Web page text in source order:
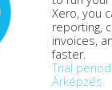
Xero, you
reporting,
invoices,
faster.
Trial period
Árképzés